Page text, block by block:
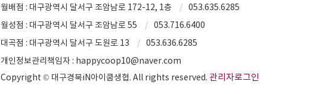
월배점 : 대구광역시 달서구 조암남로 172-12, 1층
053.635.6285
월성점 : 대구광역시 달서구 조암남로 55
053.716.6400
대곡점 : 대구광역시 달서구 도원로 13
053.636.6285
개인정보관리책임자 : happycoop10@naver.com
Copyright © 대구경북iN아이쿱생협. All rights reserved. 관리자로그인